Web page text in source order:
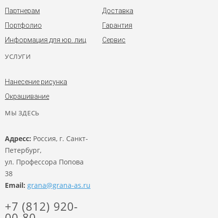
Партнерам
Портфолио
Информация для юр. лиц
Доставка
Гарантия
Сервис
УСЛУГИ
Нанесение рисунка
Окрашивание
МЫ ЗДЕСЬ
Адресс: Россия, г. Санкт-
Петербург,
ул. Профессора Попова
38
Email: grana@grana-as.ru
+7 (812) 920-